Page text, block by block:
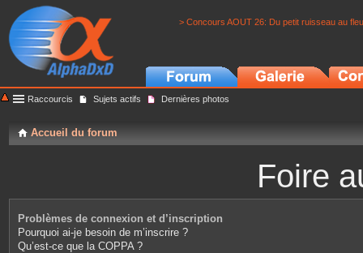
> Concours AOUT 26: Du petit ruisseau au
Raccourcis Sujets actifs Dernières photos
Accueil du forum
Foire
Problèmes de connexion et d’inscription
Pourquoi ai-je besoin de m’inscrire ?
Qu’est-ce que la COPPA ?